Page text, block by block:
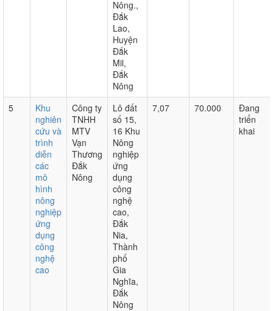
Nông.,
Đắk
Lao,
Huyện
Đắk
Mil,
Đắk
Nông
5
Khu
nghiên
cứu và
trình
diễn
các
mô
hình
nông
nghiệp
ứng
dụng
công
nghệ
cao
Công ty
TNHH
MTV
Vạn
Thương
Đắk
Nông
Lô đất
số 15,
16 Khu
Nông
nghiệp
ứng
dụng
công
nghệ
cao,
Đắk
Nia,
Thành
phố
Gia
Nghĩa,
Đắk
Nông
7,07 70.000
Đang
triển
khai